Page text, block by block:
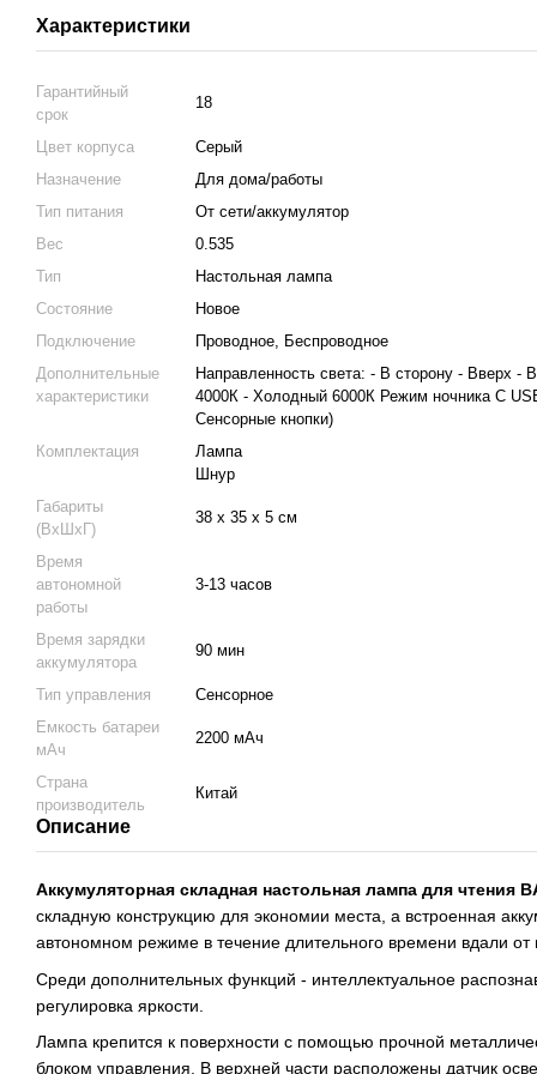
Характеристики
Гарантийный
срок
18
Цвет корпуса
Серый
Назначение
Для дома/работы
Тип питания
От сети/аккумулятор
Вес
0.535
Тип
Настольная лампа
Состояние
Новое
Подключение
Проводное, Беспроводное
Дополнительные
характеристики
Направленность света: - В сторону - Вверх -
4000К - Холодный 6000К Режим ночника С
Сенсорные кнопки)
Комплектация
Лампа
Шнур
Габариты
(ВхШхГ)
38 х 35 х 5 см
Время
автономной
работы
3-13 часов
Время зарядки
аккумулятора
90 мин
Тип управления
Сенсорное
Емкость батареи
мАч
2200 мАч
Страна
производитель
Китай
Описание
Аккумуляторная складная настольная лампа для чтения
складную конструкцию для экономии места, а встроенная
автономном режиме в течение длительного времени вдали от
Среди дополнительных функций - интеллектуальное
регулировка яркости.
Лампа крепится к поверхности с помощью прочной
блоком управления. В верхней части расположены датчик